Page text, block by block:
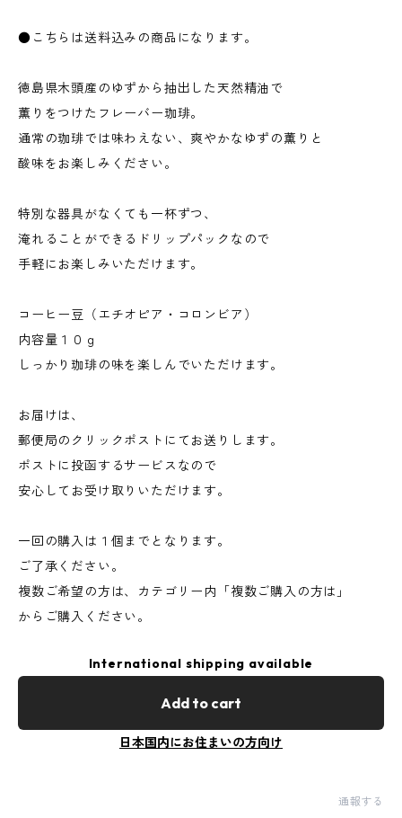
●こちらは送料込みの商品になります。
徳島県木頭産のゆずから抽出した天然精油で
薫りをつけたフレーバー珈琲。
通常の珈琲では味わえない、爽やかなゆずの薫りと
酸味をお楽しみください。
特別な器具がなくても一杯ずつ、
淹れることができるドリップパックなので
手軽にお楽しみいただけます。
コーヒー豆（エチオピア・コロンビア）
内容量１０ｇ
しっかり珈琲の味を楽しんでいただけます。
お届けは、
郵便局のクリックポストにてお送りします。
ポストに投函するサービスなので
安心してお受け取りいただけます。
一回の購入は１個までとなります。
ご了承ください。
複数ご希望の方は、カテゴリー内「複数ご購入の方は」
からご購入ください。
International shipping available
Add to cart
日本国内にお住まいの方向け
通報する